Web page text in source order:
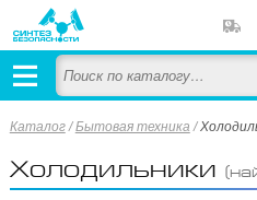
Каталог /Бытовая техника /
Холодильники